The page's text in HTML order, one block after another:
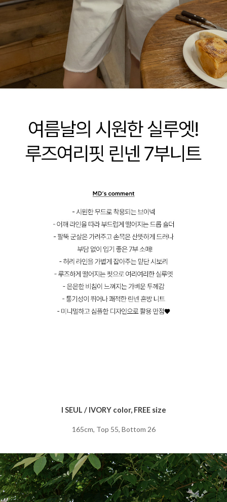
I SEUL / IVORY color, FREE size
165cm, Top 55, Bottom 26